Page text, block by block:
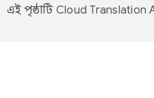
এই পৃষ্ঠাটি Cloud Translation